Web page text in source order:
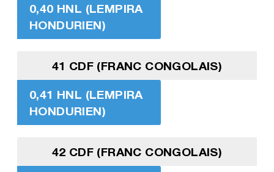
0,40 HNL (LEMPIRA
HONDURIEN)
41 CDF (FRANC CONGOLAIS)
0,41 HNL (LEMPIRA
HONDURIEN)
42 CDF (FRANC CONGOLAIS)